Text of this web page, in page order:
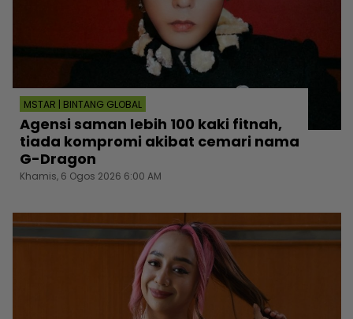
MSTAR | BINTANG GLOBAL
Agensi saman lebih 100 kaki fitnah,
tiada kompromi akibat cemari nama
G-Dragon
Khamis, 6 Ogos 2026 6:00 AM